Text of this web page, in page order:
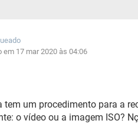
em 17 mar 2020 às 04:06
tem um procedimento para a
o vídeo ou a imagem ISO?